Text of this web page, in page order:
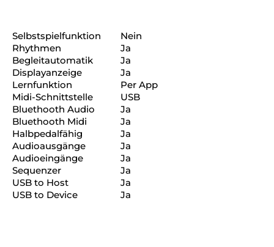
Selbstspielfunktion
Nein
Rhythmen
Ja
Begleitautomatik
Ja
Displayanzeige
Ja
Lernfunktion
Per App
Midi-Schnittstelle
USB
Bluethooth Audio
Ja
Bluethooth Midi
Ja
Halbpedalfähig
Ja
Audioausgänge
Ja
Audioeingänge
Ja
Sequenzer
Ja
USB to Host
Ja
USB to Device
Ja